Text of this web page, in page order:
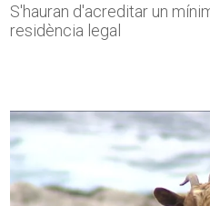
S'hauran d'acreditar un
residència legal